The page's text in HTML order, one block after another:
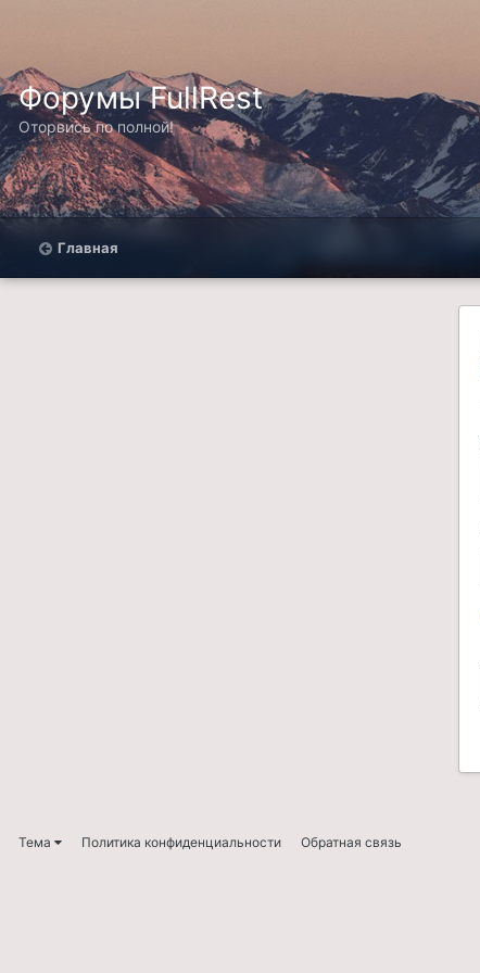
Форумы FullRest
Оторвись по полной!
Главная
Тема Политика конфиденциальности Обратная связь